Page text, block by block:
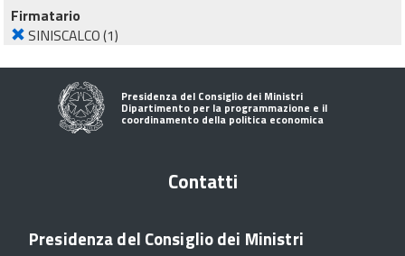
Firmatario
SINISCALCO(1)
Presidenza del Consiglio dei Ministri
Dipartimento per la programmazione e il
coordinamento della politica economica
Contatti
Presidenza del Consiglio dei Ministri